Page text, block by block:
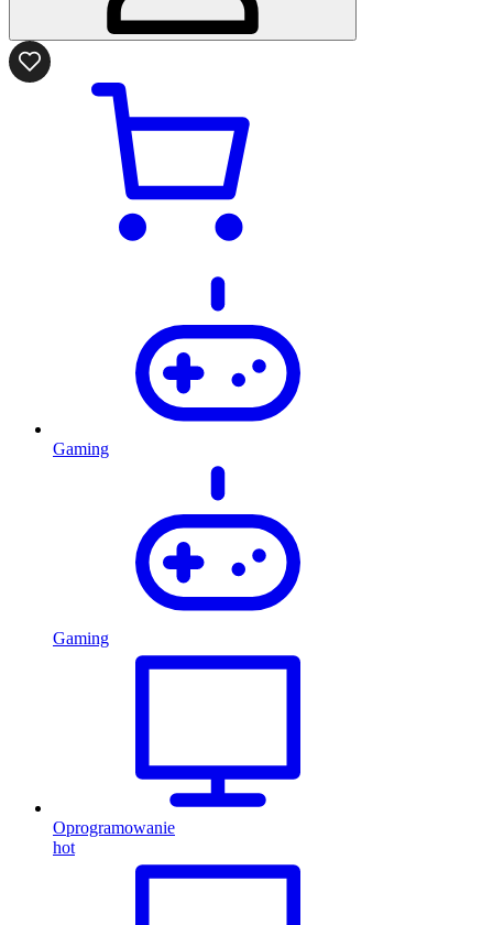
Gaming
Gaming
Oprogramowanie
hot